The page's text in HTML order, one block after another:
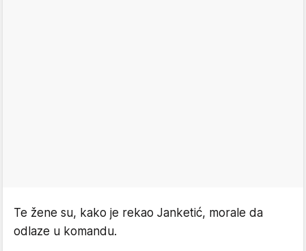
Te žene su, kako je rekao Janketić, morale da
odlaze u komandu.